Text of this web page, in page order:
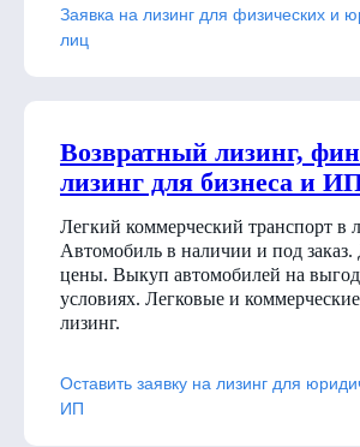
Заявка на лизинг для физических и
лиц
Возвратный лизинг,
лизинг для бизнеса и
Легкий коммерческий транспорт в
Автомобиль в наличии и под
цены. Выкуп автомобилей на
условиях. Легковые и
лизинг.
Оставить заявку на лизинг для
ИП